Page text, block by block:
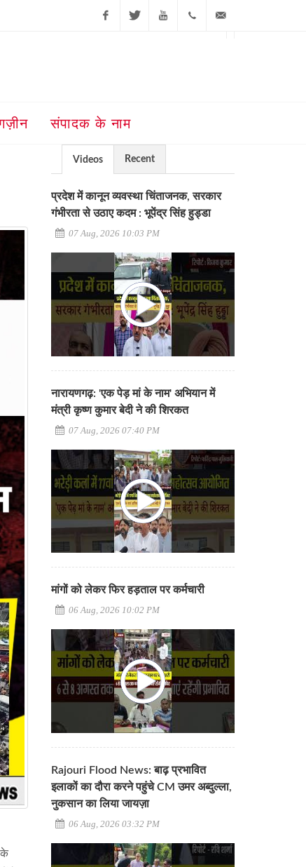
संपादक के नाम
के
Videos Recent
प्रदेश में कानून व्यवस्था चिंताजनक, सरकार
गंभीरता से उठाए कदम : भूपेंद्र सिंह हुड्डा
07 Aug, 2026 10:03 PM
नारायणगढ़: 'एक पेड़ मां के नाम' अभियान में
मंत्री कृष्ण कुमार बेदी ने की शिरकत
07 Aug, 2026 07:40 PM
मांगों को लेकर फिर हड़ताल पर कर्मचारी
06 Aug, 2026 10:02 PM
Rajouri Flood News: बाढ़ प्रभावित
इलाकों का दौरा करने पहुंचे CM उमर अब्दुल्ला,
नुकसान का लिया जायज़ा
06 Aug, 2026 03:32 PM